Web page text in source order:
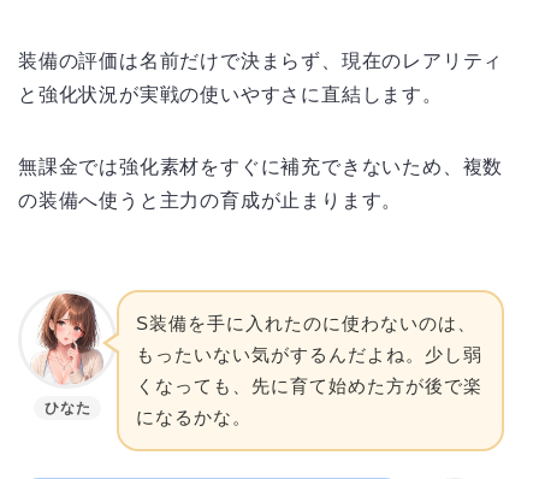
装備の評価は名前だけで決まらず、現在のレアリティ
と強化状況が実戦の使いやすさに直結します。
無課金では強化素材をすぐに補充できないため、複数
の装備へ使うと主力の育成が止まります。
ひなた
S装備を手に入れたのに使わないのは、
もったいない気がするんだよね。少し弱
くなっても、先に育て始めた方が後で楽
になるかな。